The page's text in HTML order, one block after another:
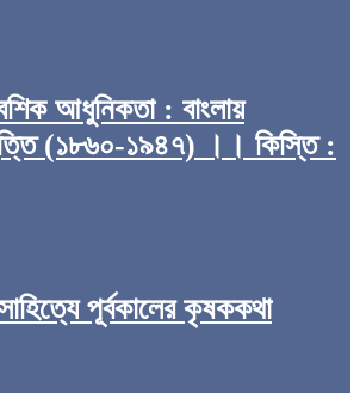
আধুনিকতা : বাংলায়
(১৮৬০-১৯৪৭) ।। কিস্তি :
পূর্বকালের কৃষককথা